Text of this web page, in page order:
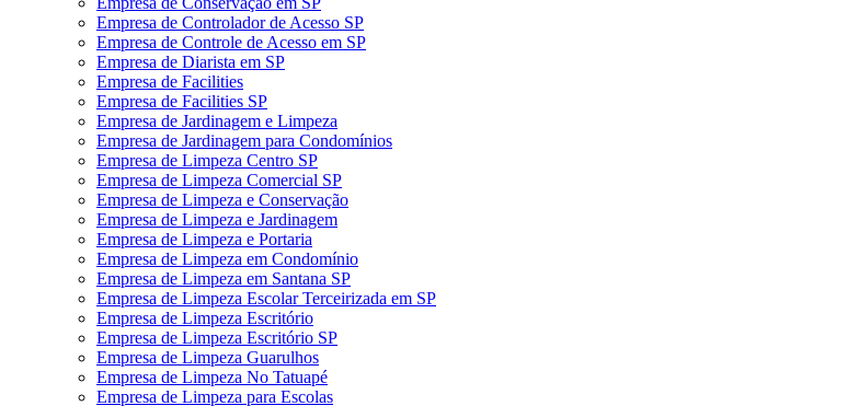
Empresa de Controlador de Acesso SP
Empresa de Controle de Acesso em SP
Empresa de Diarista em SP
Empresa de Facilities
Empresa de Facilities SP
Empresa de Jardinagem e Limpeza
Empresa de Jardinagem para Condomínios
Empresa de Limpeza Centro SP
Empresa de Limpeza Comercial SP
Empresa de Limpeza e Conservação
Empresa de Limpeza e Jardinagem
Empresa de Limpeza e Portaria
Empresa de Limpeza em Condomínio
Empresa de Limpeza em Santana SP
Empresa de Limpeza Escolar Terceirizada em SP
Empresa de Limpeza Escritório
Empresa de Limpeza Escritório SP
Empresa de Limpeza Guarulhos
Empresa de Limpeza No Tatuapé
Empresa de Limpeza para Escolas